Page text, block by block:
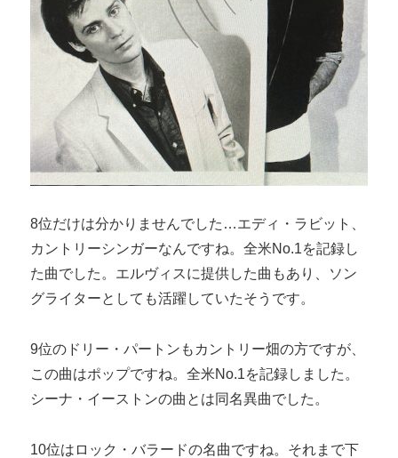
8位だけは分かりませんでした…エディ・ラビット、
カントリーシンガーなんですね。全米No.1を記録し
た曲でした。エルヴィスに提供した曲もあり、ソン
グライターとしても活躍していたそうです。
9位のドリー・パートンもカントリー畑の方ですが、
この曲はポップですね。全米No.1を記録しました。
シーナ・イーストンの曲とは同名異曲でした。
10位はロック・バラードの名曲ですね。それまで下